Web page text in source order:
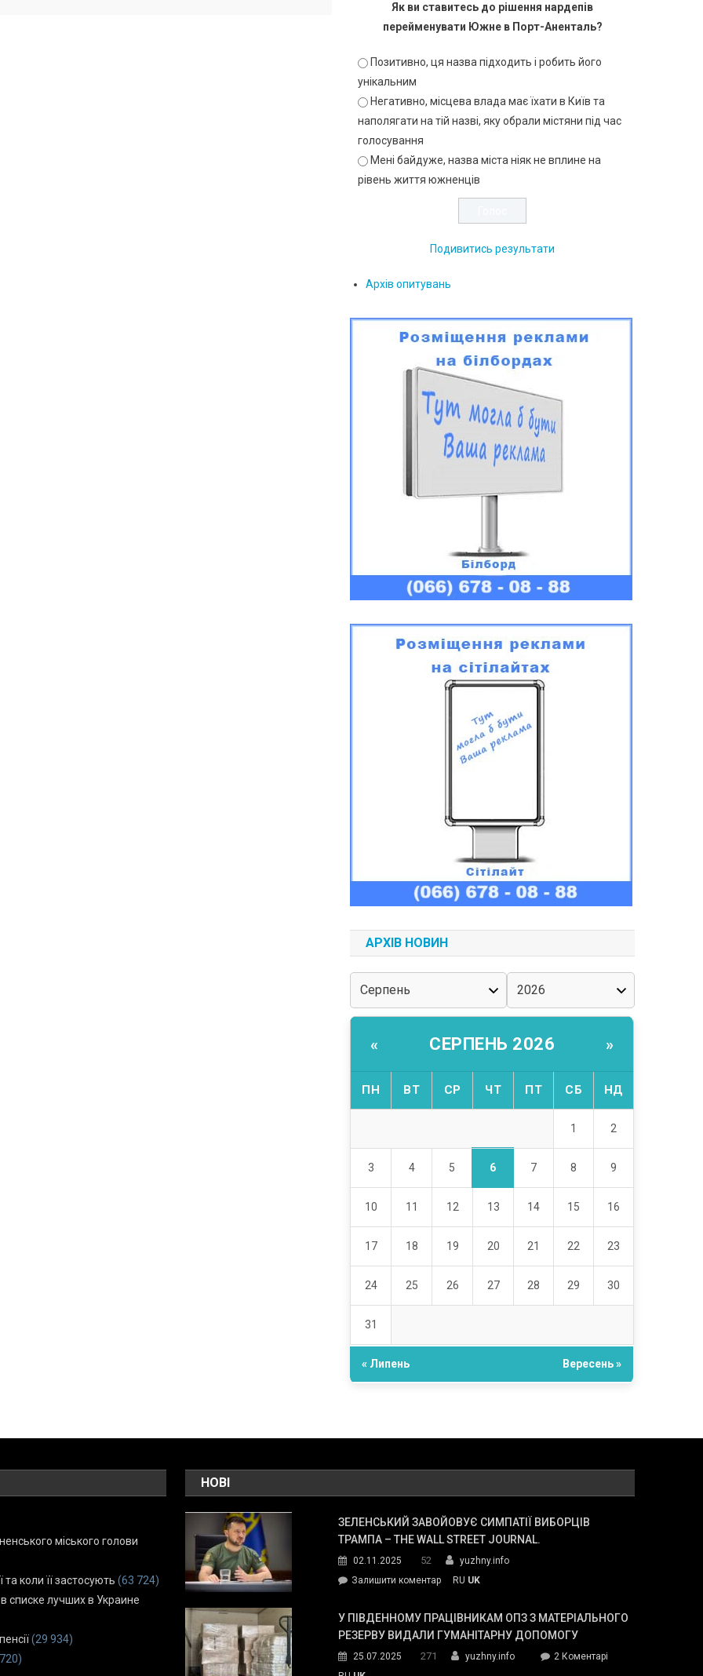
Як ви ставитесь до рішення нардепів
перейменувати Южне в Порт-Аненталь?
Позитивно, ця назва підходить і робить його
унікальним
Негативно, місцева влада має їхати в Київ та
наполягати на тій назві, яку обрали містяни під час
голосування
Мені байдуже, назва міста ніяк не вплине на
рівень життя южненців
Подивитись результати
Архів опитувань
АРХІВ НОВИН
« СЕРПЕНЬ 2026 »
ПН ВТ СР ЧТ ПТ СБ НД
1 2
3 4 5 6 7 8 9
10 11 12 13 14 15 16
17 18 19 20 21 22 23
24 25 26 27 28 29 30
31
« Липень Вересень »
міського голови
коли її застосують (63 724)
списке лучших в Украине
(29 934)
НОВІ
ЗЕЛЕНСЬКИЙ ЗАВОЙОВУЄ СИМПАТІЇ ВИБОРЦІВ
ТРАМПА – THE WALL STREET JOURNAL.
02.11.2025 52
yuzhny.info
Залишити коментарon
завойовує
симпатії
Трампа
RU UK
У ПІВДЕННОМУ ПРАЦІВНИКАМ ОПЗ З МАТЕРІАЛЬНОГО
РЕЗЕРВУ ВИДАЛИ ГУМАНІТАРНУ ДОПОМОГУ
25.07.2025 271 yuzhny.info 2 Коментарідо